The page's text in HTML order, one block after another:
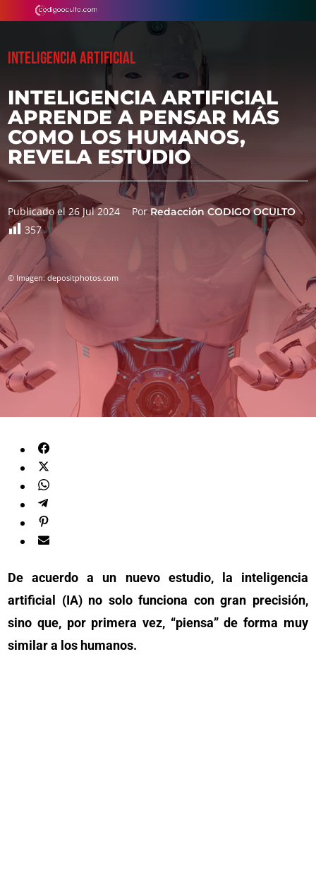
INTELIGENCIA ARTIFICIAL
INTELIGENCIA ARTIFICIAL
APRENDE A PENSAR MÁS
COMO LOS HUMANOS,
REVELA ESTUDIO
Publicado el 26 Jul 2024 PorRedacción CODIGO OCULTO
357
© Imagen: depositphotos.com
De acuerdo a un nuevo estudio, la inteligencia
artificial (IA) no solo funciona con gran precisión,
sino que, por primera vez, “piensa” de forma muy
similar a los humanos.